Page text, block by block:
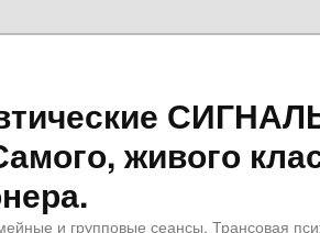
живого
и групповые сеансы. Трансовая